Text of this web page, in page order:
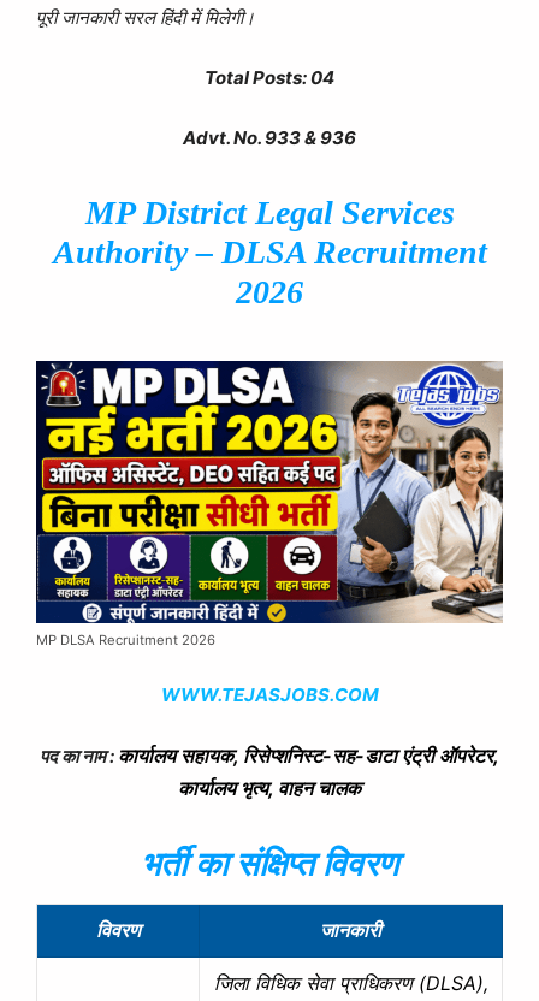
पूरी जानकारी सरल हिंदी में मिलेगी।
Total Posts: 04
Advt. No. 933 & 936
MP District Legal Services
Authority – DLSA Recruitment
2026
MP DLSA Recruitment 2026
WWW.TEJASJOBS.COM
पद का नाम : कार्यालय सहायक, रिसेप्शनिस्ट-सह-डाटा एंट्री ऑपरेटर,
कार्यालय भृत्य, वाहन चालक
भर्ती का संक्षिप्त विवरण
विवरण जानकारी
जिला विधिक सेवा प्राधिकरण (DLSA),